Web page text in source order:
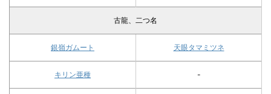
古龍、二つ名
銀嶺ガムート 天眼タマミツネ
キリン亜種 -